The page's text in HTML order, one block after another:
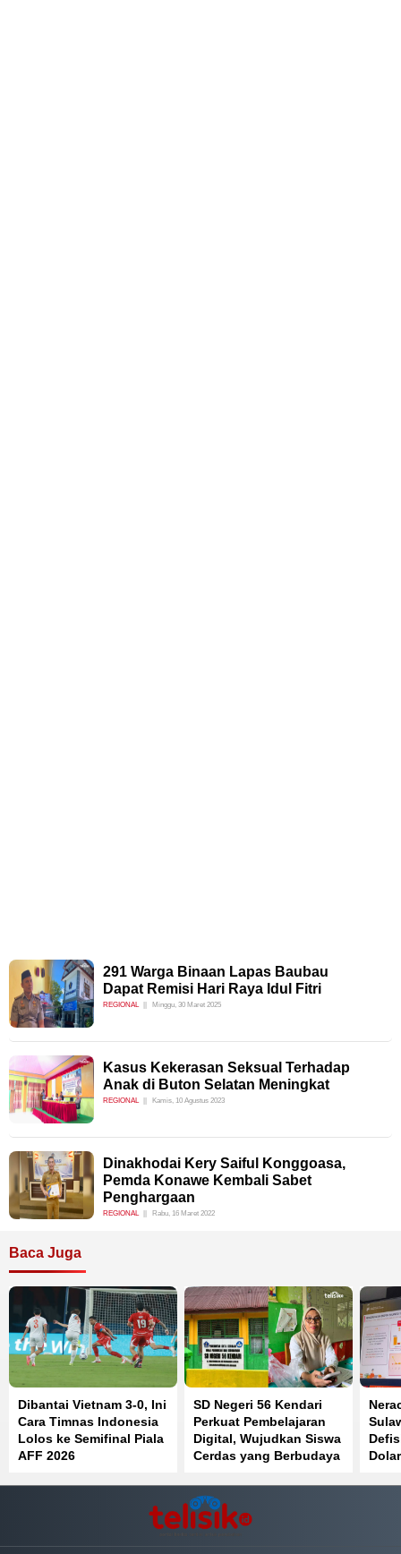
291 Warga Binaan Lapas Baubau
Dapat Remisi Hari Raya Idul Fitri
REGIONAL Minggu, 30 Maret 2025
Kasus Kekerasan Seksual Terhadap
Anak di Buton Selatan Meningkat
REGIONAL Kamis, 10 Agustus 2023
Dinakhodai Kery Saiful Konggoasa,
Pemda Konawe Kembali Sabet
Penghargaan
REGIONAL Rabu, 16 Maret 2022
Baca Juga
Dibantai Vietnam 3-0, Ini
Cara Timnas Indonesia
Lolos ke Semifinal Piala
AFF 2026
SD Negeri 56 Kendari
Perkuat Pembelajaran
Digital, Wujudkan Siswa
Cerdas yang Berbudaya